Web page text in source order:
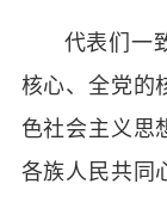
代表们一
核心、全党的
色社会主义思
各族人民共同